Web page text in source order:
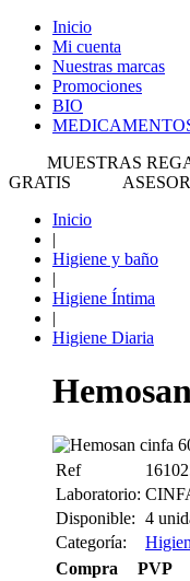
Inicio
Mi cuenta
Nuestras marcas
Promociones
BIO
MUESTRAS
GRATIS
Inicio
|
Higiene y baño
|
Higiene Íntima
|
Higiene Diaria
Ref
Laboratorio:
Disponible: 4
Categoría:
Compra
PVP